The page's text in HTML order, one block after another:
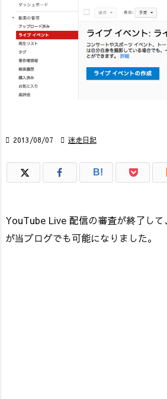
 2013/08/07  迷走日記
B!
YouTube Live 配信の審査が終了し
が当ブログでも可能になりました。